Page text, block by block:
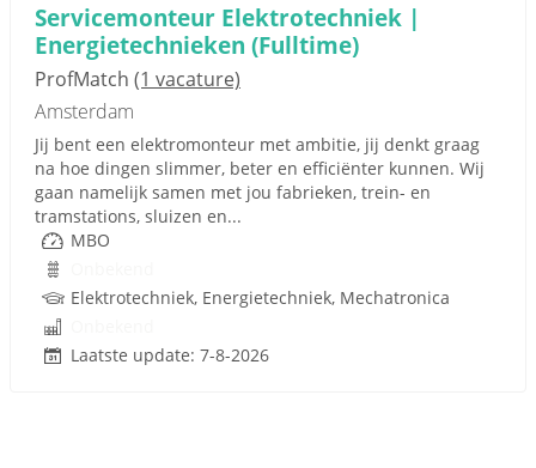
Servicemonteur Elektrotechniek |
Energietechnieken (Fulltime)
ProfMatch (1 vacature)
Amsterdam
Jij bent een elektromonteur met ambitie, jij denkt graag
na hoe dingen slimmer, beter en efficiënter kunnen. Wij
gaan namelijk samen met jou fabrieken, trein- en
tramstations, sluizen en...
MBO
Elektrotechniek, Energietechniek, Mechatronica
Laatste update: 7-8-2026